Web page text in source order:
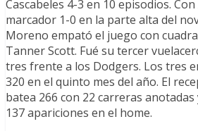
Cascabeles 4-3 en 10 episodios.
marcador 1-0 en la parte alta del
Moreno empató el juego con
Tanner Scott. Fué su tercer
tres frente a los Dodgers. Los tres
320 en el quinto mes del año. El
batea 266 con 22 carreras
137 apariciones en el home.